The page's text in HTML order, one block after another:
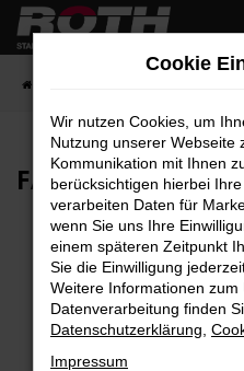
Zum
Hauptinhalt
FAHRZEUG-
Fehler:
Beim Laden ist ein Fehler
Hier sind ein paar Tipps,
Cookie
Wir nutzen Cookies, um
Nutzung unserer Webseite
Kommunikation mit Ihnen
berücksichtigen hierbei
verarbeiten Daten für
wenn Sie uns Ihre
einem späteren Zeitpunkt
Sie die Einwilligung
Weitere Informationen zum
Datenverarbeitung finden
Datenschutzerklärung
Impressum